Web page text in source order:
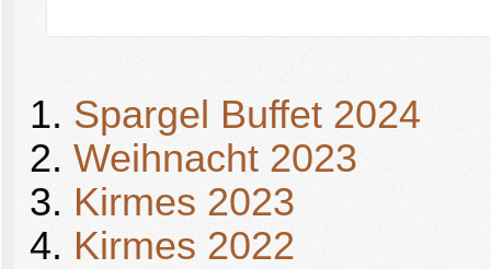
Spargel Buffet 2024
Weihnacht 2023
Kirmes 2023
Kirmes 2022